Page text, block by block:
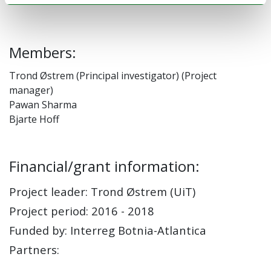
Members:
Trond Østrem (Principal investigator) (Project
manager)
Pawan Sharma
Bjarte Hoff
Financial/grant information:
Project leader: Trond Østrem (UiT)
Project period: 2016 - 2018
Funded by: Interreg Botnia-Atlantica
Partners: